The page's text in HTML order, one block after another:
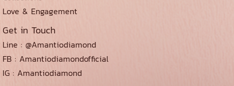
Love & Engagement
Get in Touch
Line : @Amantiodiamond
FB : Amantiodiamondofficial
IG : Amantiodiamond